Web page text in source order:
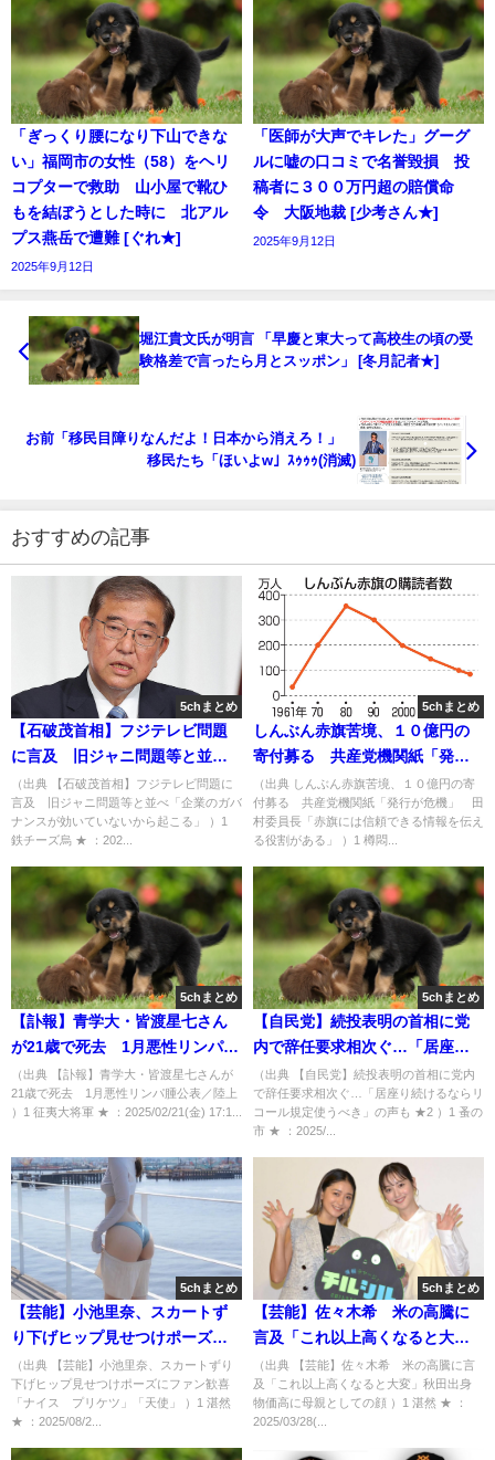
「ぎっくり腰になり下山できな
い」福岡市の女性（58）をヘリ
コプターで救助 山小屋で靴ひ
もを結ぼうとした時に 北アル
プス燕岳で遭難 [ぐれ★]
2025年9月12日
「医師が大声でキレた」グーグ
ルに嘘の口コミで名誉毀損 投
稿者に３００万円超の賠償命
令 大阪地裁 [少考さん★]
2025年9月12日
堀江貴文氏が明言 「早慶と東大って高校生の頃の受
験格差で言ったら月とスッポン」 [冬月記者★]
お前「移民目障りなんだよ！日本から消えろ！」
移民たち「ほいよw」ｽｩｩｩ(消滅)
おすすめの記事
5chまとめ
【石破茂首相】フジテレビ問題
に言及 旧ジャニ問題等と並べ
「企業のガバナンスが効いてい
ないから起こる」 [鉄チーズ烏
★]
（出典 【石破茂首相】フジテレビ問題に
言及 旧ジャニ問題等と並べ「企業のガバ
ナンスが効いていないから起こる」 ）1
鉄チーズ烏 ★ ：202...
5chまとめ
しんぶん赤旗苦境、１０億円の
寄付募る 共産党機関紙「発行
が危機」 田村委員長「赤旗に
は信頼できる情報を伝える役割
がある」 [樽悶★]
（出典 しんぶん赤旗苦境、１０億円の寄
付募る 共産党機関紙「発行が危機」 田
村委員長「赤旗には信頼できる情報を伝え
る役割がある」 ）1 樽悶...
5chまとめ
【訃報】青学大・皆渡星七さん
が21歳で死去 1月悪性リンパ腫
公表／陸上 [征夷大将軍★]
（出典 【訃報】青学大・皆渡星七さんが
21歳で死去 1月悪性リンパ腫公表／陸上
）1 征夷大将軍 ★ ：2025/02/21(金) 17:1...
5chまとめ
【自民党】続投表明の首相に党
内で辞任要求相次ぐ…「居座り
続けるならリコール規定使うべ
き」の声も ★2 [蚤の市★]
（出典 【自民党】続投表明の首相に党内
で辞任要求相次ぐ…「居座り続けるならリ
コール規定使うべき」の声も ★2 ）1 蚤の
市 ★ ：2025/...
5chまとめ
【芸能】小池里奈、スカートず
り下げヒップ見せつけポーズに
ファン歓喜「ナイス プリケ
ツ」「天使」 [湛然★]
（出典 【芸能】小池里奈、スカートずり
下げヒップ見せつけポーズにファン歓喜
「ナイス プリケツ」「天使」 ）1 湛然
★ ：2025/08/2...
5chまとめ
【芸能】佐々木希 米の高騰に
言及「これ以上高くなると大
変」秋田出身 物価高に母親と
しての顔 [湛然★]
（出典 【芸能】佐々木希 米の高騰に言
及「これ以上高くなると大変」秋田出身
物価高に母親としての顔 ）1 湛然 ★ ：
2025/03/28(...